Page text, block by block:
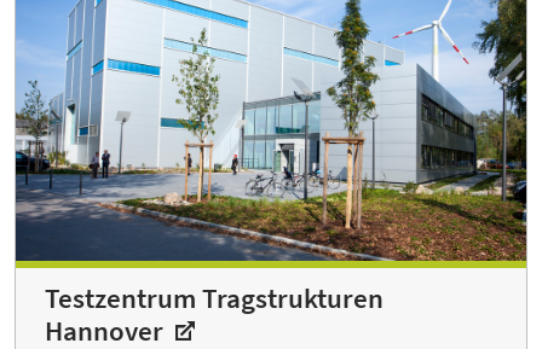
Testzentrum Tragstrukturen
Hannover